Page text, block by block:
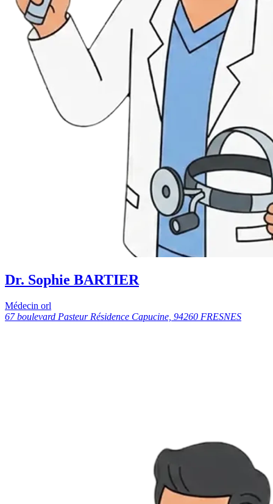
Dr. Sophie BARTIER
Médecin orl
67 boulevard Pasteur Résidence Capucine, 94260 FRESNES